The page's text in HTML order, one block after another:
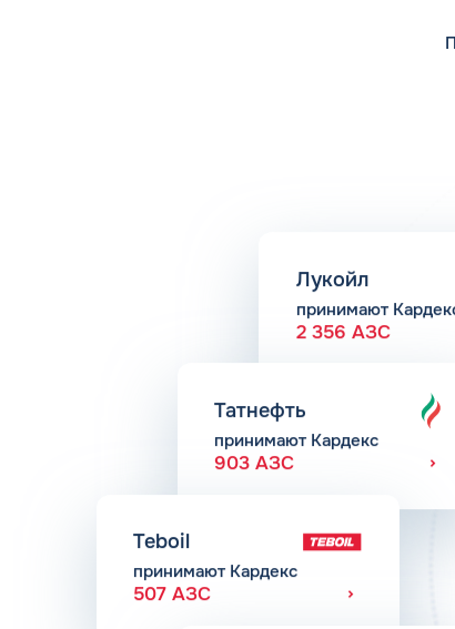
Лукойл
принимают
2 356 АЗС
Татнефть
принимают Кардекс
903 АЗС
Teboil
принимают Кардекс
507 АЗС